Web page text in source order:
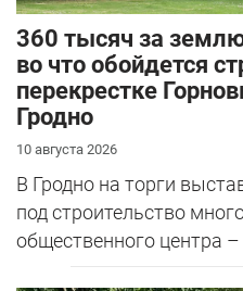
360 тысяч за
во что обойдется
перекрестке
Гродно
10 августа 2026
В Гродно на торги
под строительство
общественного центра